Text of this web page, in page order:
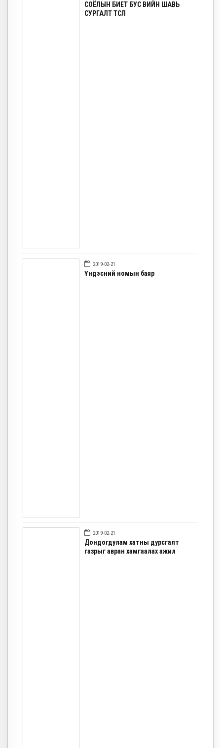
СОЁЛЫН БИЕТ БУС ӨВИЙН ШАВЬ
СУРГАЛТ ТӨСӨЛ
2019-02-21
Үндэсний номын баяр
2019-02-21
Дондогдулам хатны дурсгалт
газрыг авран хамгаалах ажил